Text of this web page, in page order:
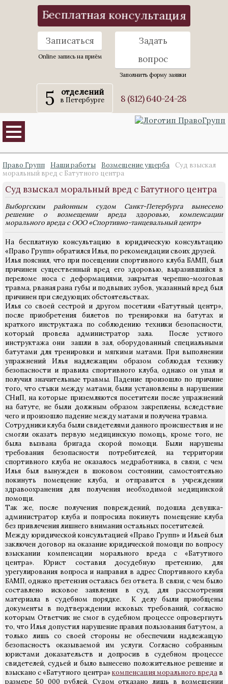
Бесплатная консультация
Записаться
Online запись на приём
Задать
вопрос
Заполнить форму заявки
5 отделений
в Петербурге 8 (812) 640-24-28
Право Групп Наши работы Возмещение ущерба
Суд взыскал
моральный вред с Батутного центра
Суд взыскал моральный вред с Батутного центра
Выборгским районным судом Санкт-Петербурга вынесено
решение о возмещении вреда здоровью, компенсации
морального вреда с ООО «Спортивно-танцевальный центр»
На бесплатную консультацию в юридическую консультацию
«Право Групп» обратился Илья, по рекомендации своих друзей.
Илья пояснил, что при посещении спортивного клуба БАМП, был
причинен существенный вред его здоровью, выразившийся в
переломе носа с деформациями, закрытая черепно-мозговая
травма, рваная рана губы и подвывих зубов, указанный вред был
причинен при следующих обстоятельствах.
Илья со своей сестрой и другом посетили «Батутный центр»,
после приобретения билетов по тренировки на батутах и
краткого инструктажа по соблюдению техники безопасности,
который провела администратор зала. После устного
инструктажа они зашли в зал, оборудованный специальными
батутами для тренировки и мягкими матами. При выполнении
упражнений Илья надлежащим образом соблюдал технику
безопасности и правила спортивного клуба, однако он упал и
получил значительные травмы. Падение произошло по причине
того, что стыки между матами, были установлены в нарушении
СНиП, на которые приземляются посетители после упражнений
на батуте, не были должным образом закреплены, вследствие
чего и произошло падение между матами и получена травма.
Сотрудники клуба были свидетелями данного происшествия и не
смогли оказать первую медицинскую помощь, кроме того, не
была вызвана бригада скорой помощи. Были нарушены
требования безопасности потребителей, на территории
спортивного клуба не оказалось медработника, в связи, с чем
Илья был вынужден в шоковом состоянии, самостоятельно
покинуть помещение клуба, и отправится в учреждении
здравоохранения для получения необходимой медицинской
помощи.
Так же, после получения повреждений, подошла девушка-
администратор клуба и попросила покинуть помещение клуба
без привлечения лишнего внимания остальных посетителей.
Между юридической консультацией «Право Групп» и Ильей был
заключен договор на оказание юридической помощи по вопросу
взыскании компенсации морального вреда с «Батутного
центра». Юрист составил досудебную претензию, для
урегулирования вопроса и направил в адрес Спортивного клуба
БАМП, однако претензия осталась без ответа. В связи, с чем было
составлено исковое заявления в суд, для рассмотрения
материала в судебном порядке. К делу были приобщены
документы в подтверждении исковых требований, согласно
которым Ответчик не смог в судебном процессе опровергнуть
то, что Илья допустил нарушение правил пользования батутом, а
только лишь со своей стороны не обеспечили надлежащую
безопасность оказываемой им услуги. Согласно собранным
юристами доказательств и допросив в судебном процессе
свидетелей, судьей и было вынесено положительное решение и
взыскано с «Батутного центра»компенсация морального вредав
размере 50 000 рублей. Судом отказано лишь в возмещении